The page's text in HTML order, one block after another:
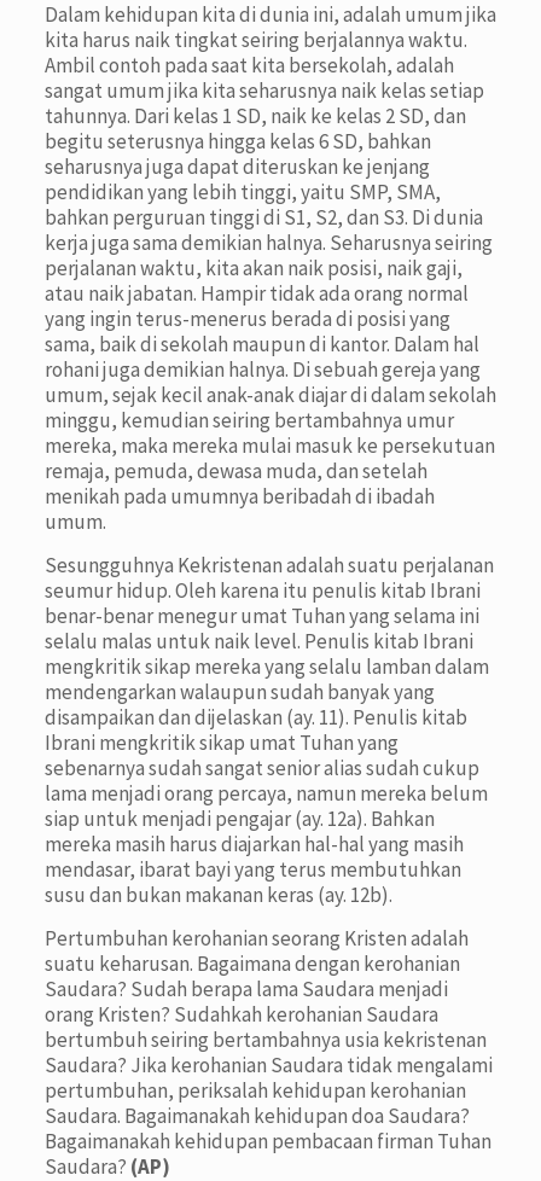
Dalam kehidupan kita di dunia ini, adalah umum jika
kita harus naik tingkat seiring berjalannya waktu.
Ambil contoh pada saat kita bersekolah, adalah
sangat umum jika kita seharusnya naik kelas setiap
tahunnya. Dari kelas 1 SD, naik ke kelas 2 SD, dan
begitu seterusnya hingga kelas 6 SD, bahkan
seharusnya juga dapat diteruskan ke jenjang
pendidikan yang lebih tinggi, yaitu SMP, SMA,
bahkan perguruan tinggi di S1, S2, dan S3. Di dunia
kerja juga sama demikian halnya. Seharusnya seiring
perjalanan waktu, kita akan naik posisi, naik gaji,
atau naik jabatan. Hampir tidak ada orang normal
yang ingin terus-menerus berada di posisi yang
sama, baik di sekolah maupun di kantor. Dalam hal
rohani juga demikian halnya. Di sebuah gereja yang
umum, sejak kecil anak-anak diajar di dalam sekolah
minggu, kemudian seiring bertambahnya umur
mereka, maka mereka mulai masuk ke persekutuan
remaja, pemuda, dewasa muda, dan setelah
menikah pada umumnya beribadah di ibadah
umum.
Sesungguhnya Kekristenan adalah suatu perjalanan
seumur hidup. Oleh karena itu penulis kitab Ibrani
benar-benar menegur umat Tuhan yang selama ini
selalu malas untuk naik level. Penulis kitab Ibrani
mengkritik sikap mereka yang selalu lamban dalam
mendengarkan walaupun sudah banyak yang
disampaikan dan dijelaskan (ay. 11). Penulis kitab
Ibrani mengkritik sikap umat Tuhan yang
sebenarnya sudah sangat senior alias sudah cukup
lama menjadi orang percaya, namun mereka belum
siap untuk menjadi pengajar (ay. 12a). Bahkan
mereka masih harus diajarkan hal-hal yang masih
mendasar, ibarat bayi yang terus membutuhkan
susu dan bukan makanan keras (ay. 12b).
Pertumbuhan kerohanian seorang Kristen adalah
suatu keharusan. Bagaimana dengan kerohanian
Saudara? Sudah berapa lama Saudara menjadi
orang Kristen? Sudahkah kerohanian Saudara
bertumbuh seiring bertambahnya usia kekristenan
Saudara? Jika kerohanian Saudara tidak mengalami
pertumbuhan, periksalah kehidupan kerohanian
Saudara. Bagaimanakah kehidupan doa Saudara?
Bagaimanakah kehidupan pembacaan firman Tuhan
Saudara? (AP)